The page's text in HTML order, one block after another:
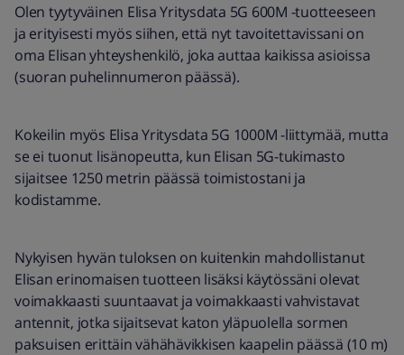
Olen tyytyväinen Elisa Yritysdata 5G 600M -tuotteeseen
ja erityisesti myös siihen, että nyt tavoitettavissani on
oma Elisan yhteyshenkilö, joka auttaa kaikissa asioissa
(suoran puhelinnumeron päässä).
Kokeilin myös Elisa Yritysdata 5G 1000M -liittymää, mutta
se ei tuonut lisänopeutta, kun Elisan 5G-tukimasto
sijaitsee 1250 metrin päässä toimistostani ja
kodistamme.
Nykyisen hyvän tuloksen on kuitenkin mahdollistanut
Elisan erinomaisen tuotteen lisäksi käytössäni olevat
voimakkaasti suuntaavat ja voimakkaasti vahvistavat
antennit, jotka sijaitsevat katon yläpuolella sormen
paksuisen erittäin vähähävikkisen kaapelin päässä (10 m)